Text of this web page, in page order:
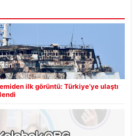
ilk görüntü: Türkiye’ye ulaştı